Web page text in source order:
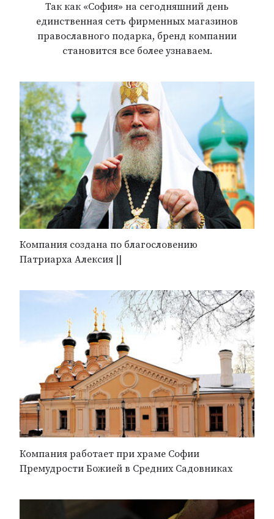
Так как «София» на сегодняшний день
единственная сеть фирменных магазинов
православного подарка, бренд компании
становится все более узнаваем.
Компания создана по благословению
Патриарха Алексия ||
Компания работает при храме Софии
Премудрости Божией в Средних Садовниках